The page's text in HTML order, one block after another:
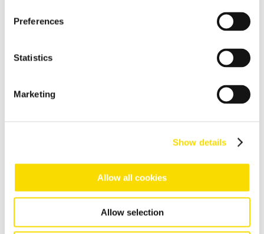
Preferences
Statistics
Marketing
Show details
Allow all cookies
Allow selection
Tecnología potente de separación y clasificación para el
Valorizar y regenerar de forma rentable la escoria de fundición
procedentes de diversos flujos de recogida de residuos
comerciales, industriales o incluso del ámbito doméstico
Separación de materiales reciclables procedentes de residuos
domésticos
Residuos comerciales